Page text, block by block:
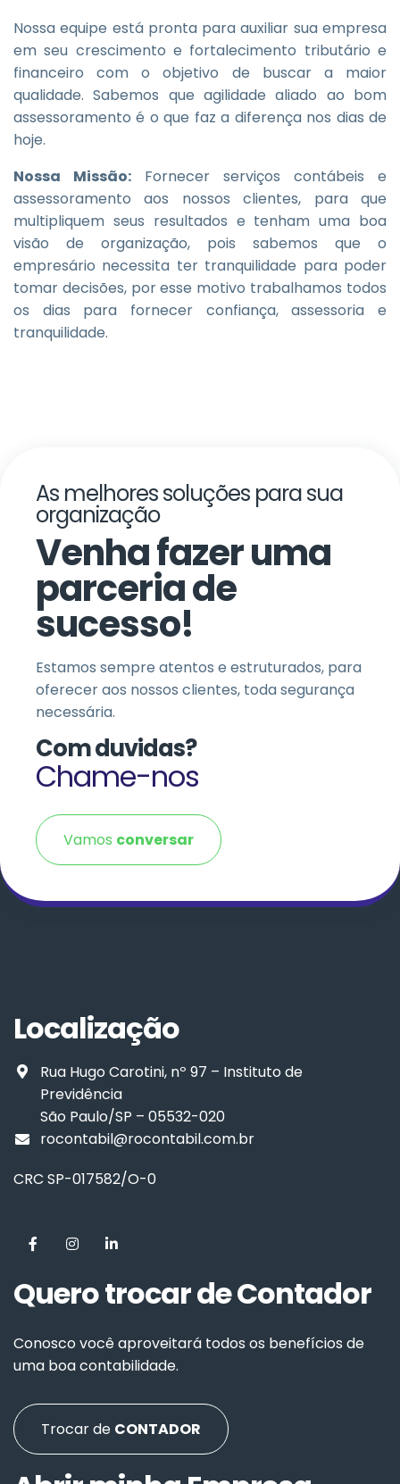
Nossa equipe está pronta para auxiliar sua empresa
em seu crescimento e fortalecimento tributário e
financeiro com o objetivo de buscar a maior
qualidade. Sabemos que agilidade aliado ao bom
assessoramento é o que faz a diferença nos dias de
hoje.
Nossa Missão: Fornecer serviços contábeis e
assessoramento aos nossos clientes, para que
multipliquem seus resultados e tenham uma boa
visão de organização, pois sabemos que o
empresário necessita ter tranquilidade para poder
tomar decisões, por esse motivo trabalhamos todos
os dias para fornecer confiança, assessoria e
tranquilidade.
As melhores soluções para sua
organização
Venha fazer uma
parceria de
sucesso!
Estamos sempre atentos e estruturados, para
oferecer aos nossos clientes, toda segurança
necessária.
Com duvidas?
Chame-nos
Vamos conversar
Localização
Rua Hugo Carotini, nº 97 – Instituto de
Previdência
São Paulo/SP – 05532-020
rocontabil@rocontabil.com.br
CRC SP-017582/O-0
Quero trocar de Contador
Conosco você aproveitará todos os benefícios de
uma boa contabilidade.
Trocar de CONTADOR